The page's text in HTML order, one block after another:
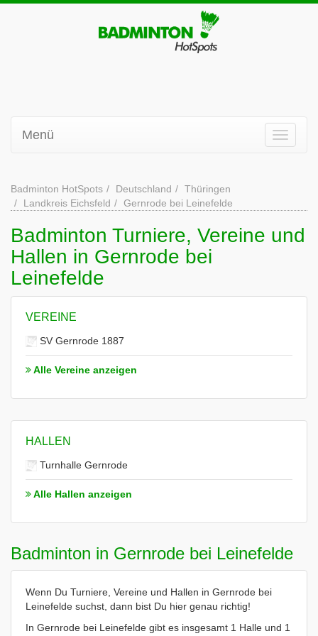
Menü
Badminton HotSpots Deutschland
Thüringen
Landkreis Eichsfeld
Gernrode bei Leinefelde
Badminton Turniere, Vereine und
Hallen in Gernrode bei
Leinefelde
VEREINE
SV Gernrode 1887
Alle Vereine anzeigen
HALLEN
Turnhalle Gernrode
Alle Hallen anzeigen
Badminton in Gernrode bei Leinefelde
Wenn Du Turniere, Vereine und Hallen in Gernrode bei
Leinefelde suchst, dann bist Du hier genau richtig!
In Gernrode bei Leinefelde gibt es insgesamt 1 Halle und 1